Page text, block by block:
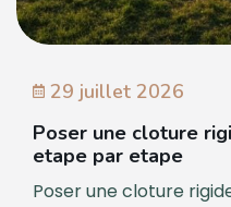
29 juillet 2026
Poser une cloture
etape par etape
Poser une cloture